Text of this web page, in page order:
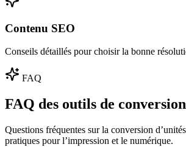
Contenu SEO
Conseils détaillés pour choisir la bonne
FAQ
FAQ des outils de conversion
Questions fréquentes sur la conversion
pratiques pour l’impression et le numérique.